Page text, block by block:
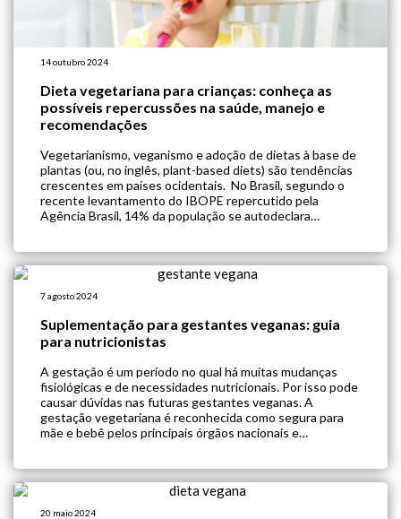
14 outubro 2024
Dieta vegetariana para crianças: conheça as
possíveis repercussões na saúde, manejo e
recomendações
Vegetarianismo, veganismo e adoção de dietas à base de
plantas (ou, no inglês, plant-based diets) são tendências
crescentes em países ocidentais. No Brasil, segundo o
recente levantamento do IBOPE repercutido pela
Agência Brasil, 14% da população se autodeclara
7 agosto 2024
Suplementação para gestantes veganas: guia
para nutricionistas
A gestação é um período no qual há muitas mudanças
fisiológicas e de necessidades nutricionais. Por isso pode
causar dúvidas nas futuras gestantes veganas. A
gestação vegetariana é reconhecida como segura para
mãe e bebê pelos principais órgãos nacionais e
risco […]
20 maio 2024